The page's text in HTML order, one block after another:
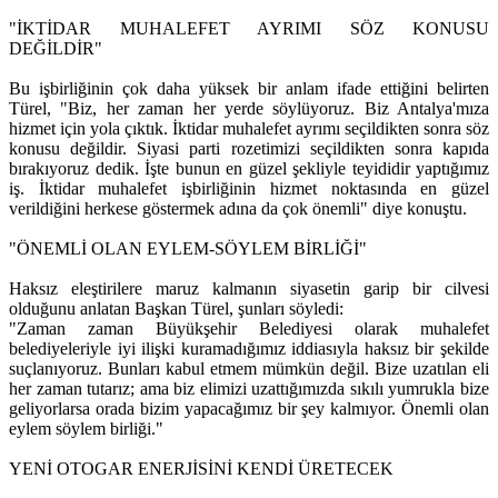
"İKTİDAR MUHALEFET AYRIMI SÖZ KONUSU
DEĞİLDİR"
Bu işbirliğinin çok daha yüksek bir anlam ifade ettiğini belirten
Türel, "Biz, her zaman her yerde söylüyoruz. Biz Antalya'mıza
hizmet için yola çıktık. İktidar muhalefet ayrımı seçildikten sonra söz
konusu değildir. Siyasi parti rozetimizi seçildikten sonra kapıda
bırakıyoruz dedik. İşte bunun en güzel şekliyle teyididir yaptığımız
iş. İktidar muhalefet işbirliğinin hizmet noktasında en güzel
verildiğini herkese göstermek adına da çok önemli" diye konuştu.
"ÖNEMLİ OLAN EYLEM-SÖYLEM BİRLİĞİ"
Haksız eleştirilere maruz kalmanın siyasetin garip bir cilvesi
olduğunu anlatan Başkan Türel, şunları söyledi:
"Zaman zaman Büyükşehir Belediyesi olarak muhalefet
belediyeleriyle iyi ilişki kuramadığımız iddiasıyla haksız bir şekilde
suçlanıyoruz. Bunları kabul etmem mümkün değil. Bize uzatılan eli
her zaman tutarız; ama biz elimizi uzattığımızda sıkılı yumrukla bize
geliyorlarsa orada bizim yapacağımız bir şey kalmıyor. Önemli olan
eylem söylem birliği."
YENİ OTOGAR ENERJİSİNİ KENDİ ÜRETECEK